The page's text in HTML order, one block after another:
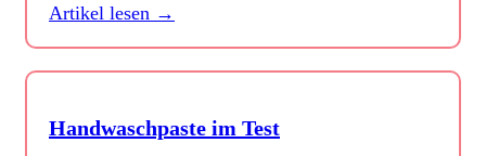
Artikel lesen →
Handwaschpaste im Test